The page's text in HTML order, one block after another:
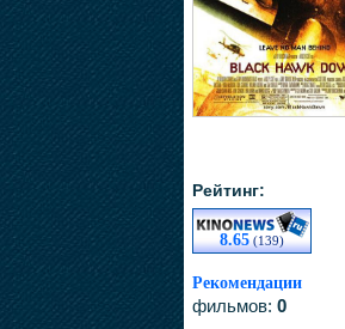
Рейтинг:
8.65(139)
Рекомендации
фильмов: 0